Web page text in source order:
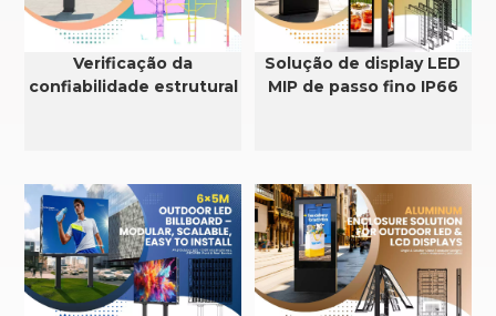
Verificação da
confiabilidade estrutural
Solução de display LED
MIP de passo fino IP66